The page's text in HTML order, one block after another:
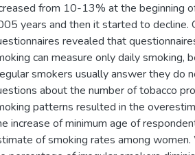
from 10-13% at the
years and then it started to decline.
revealed that
can measure only daily smoking,
smokers usually answer they do
about the number of tobacco
patterns resulted in the
increase of minimum age of
of smoking rates among